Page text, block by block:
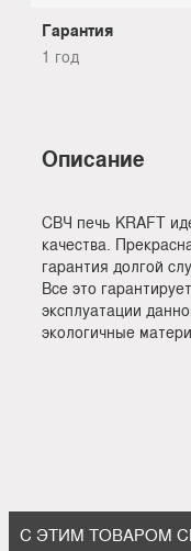
Гарантия
1 год
Описание
СВЧ печь KRAFT
качества.
гарантия долгой
Все это
эксплуатации
экологичные
С ЭТИМ ТОВАРОМ